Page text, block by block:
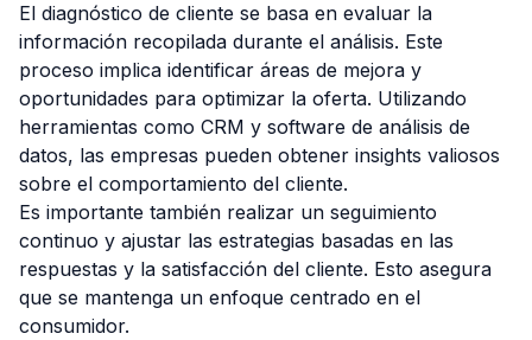
El diagnóstico de cliente se basa en evaluar la
información recopilada durante el análisis. Este
proceso implica identificar áreas de mejora y
oportunidades para optimizar la oferta. Utilizando
herramientas como CRM y software de análisis de
datos, las empresas pueden obtener insights valiosos
sobre el comportamiento del cliente.
Es importante también realizar un seguimiento
continuo y ajustar las estrategias basadas en las
respuestas y la satisfacción del cliente. Esto asegura
que se mantenga un enfoque centrado en el
consumidor.